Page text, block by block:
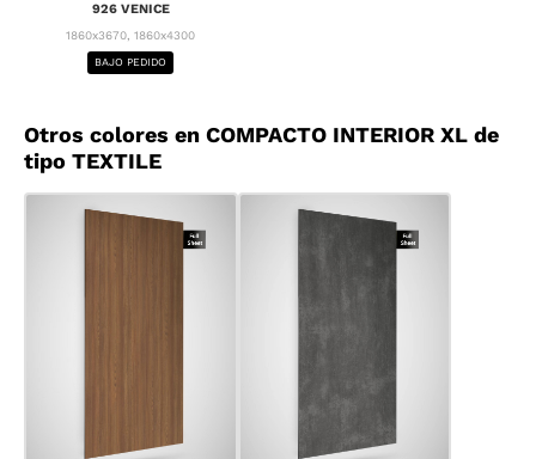
926 VENICE
1860x3670, 1860x4300
BAJO PEDIDO
Otros colores en COMPACTO INTERIOR XL de
tipo TEXTILE